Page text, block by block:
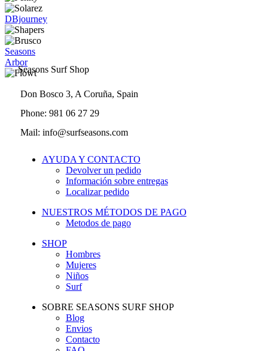
DBjourney
Seasons
Arbor
Seasons Surf Shop
Don Bosco 3, A Coruña, Spain
Phone: 981 06 27 29
Mail: info@surfseasons.com
AYUDA Y CONTACTO
Devolver un pedido
Información sobre entregas
Localizar pedido
NUESTROS MÉTODOS DE PAGO
Metodos de pago
SHOP
Hombres
Mujeres
Niños
Surf
SOBRE SEASONS SURF SHOP
Blog
Envios
Contacto